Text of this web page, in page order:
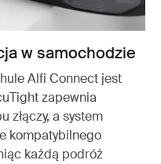
w samochodzie
Alfi Connect jest
zapewnia
złączy, a system
kompatybilnego
każdą podróż